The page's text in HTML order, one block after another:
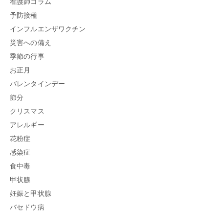
予防接種
インフルエンザワクチン
災害への備え
季節の行事
お正月
バレンタインデー
節分
クリスマス
アレルギー
花粉症
感染症
食中毒
甲状腺
妊娠と甲状腺
バセドウ病